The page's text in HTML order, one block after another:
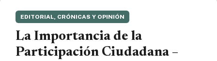
EDITORIAL, CRÓNICAS Y OPINIÓN
La Importancia de la
Participación Ciudadana –